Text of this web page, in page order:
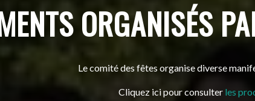
ORGANISÉS
Le comité des fêtes organise diverse
Cliquez ici pour consulter les